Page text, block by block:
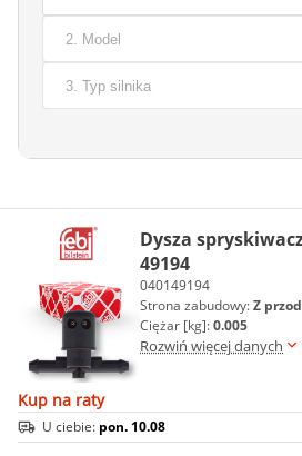
Dysza
49194
040149194
Strona zabudowy:Z
Ciężar [kg]:0.005
Rozwiń więcej danych
Kup na raty
U ciebie: pon. 10.08